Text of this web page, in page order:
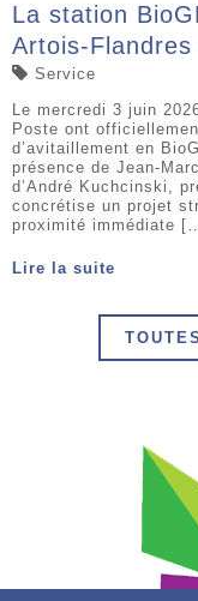
La station
Artois-
Service
Le mercredi 3 juin
Poste ont
d’avitaillement en
présence de Jean-
d’André Kuchcinski,
concrétise un projet
proximité immédiate
Lire la suite